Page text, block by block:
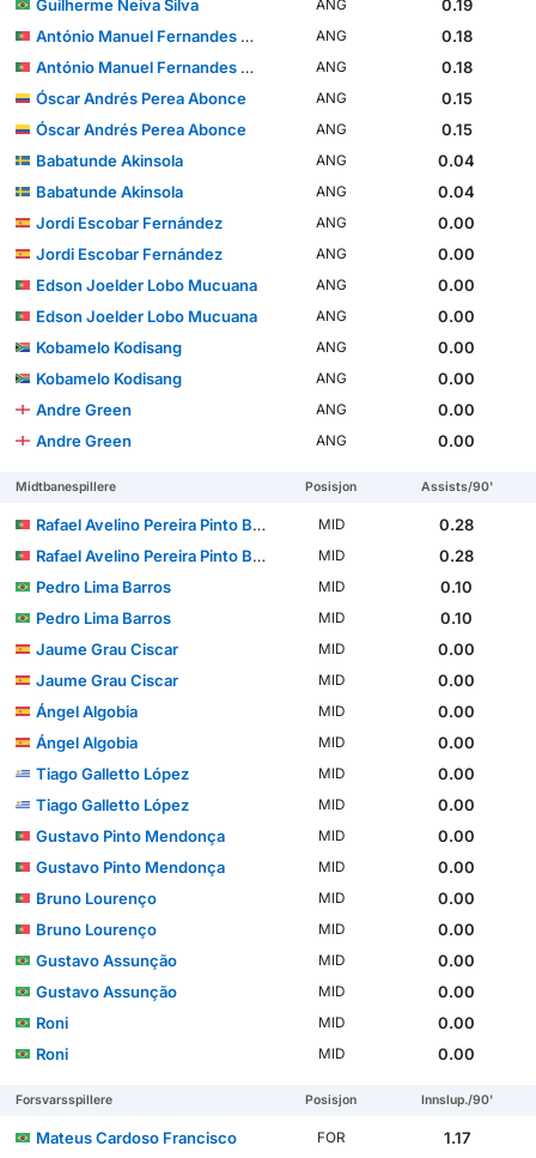
Guilherme Neiva Silva ANG
0.19
António Manuel Fernandes Mendes
ANG
0.18
António Manuel Fernandes Mendes
ANG
0.18
Óscar Andrés Perea Abonce
ANG
0.15
Óscar Andrés Perea Abonce
ANG
0.15
Babatunde Akinsola
ANG
0.04
Babatunde Akinsola
ANG
0.04
Jordi Escobar Fernández
ANG
0.00
Jordi Escobar Fernández
ANG
0.00
Edson Joelder Lobo Mucuana
ANG
0.00
Edson Joelder Lobo Mucuana
ANG
0.00
Kobamelo Kodisang
ANG
0.00
Kobamelo Kodisang
ANG
0.00
Andre Green
ANG
0.00
Andre Green
ANG 0.00
Midtbanespillere Posisjon Assists/90'
Rafael Avelino Pereira Pinto Barbosa MID
0.28
Rafael Avelino Pereira Pinto Barbosa
MID
0.28
Pedro Lima Barros
MID
0.10
Pedro Lima Barros
MID
0.10
Jaume Grau Ciscar
MID
0.00
Jaume Grau Ciscar
MID
0.00
Ángel Algobia
MID
0.00
Ángel Algobia
MID
0.00
Tiago Galletto López
MID
0.00
Tiago Galletto López
MID
0.00
Gustavo Pinto Mendonça
MID
0.00
Gustavo Pinto Mendonça
MID
0.00
Bruno Lourenço
MID
0.00
Bruno Lourenço
MID
0.00
Gustavo Assunção
MID
0.00
Gustavo Assunção
MID
0.00
Roni
MID
0.00
Roni
MID 0.00
Forsvarsspillere Posisjon Innslup./90'
Mateus Cardoso Francisco FOR
1.17